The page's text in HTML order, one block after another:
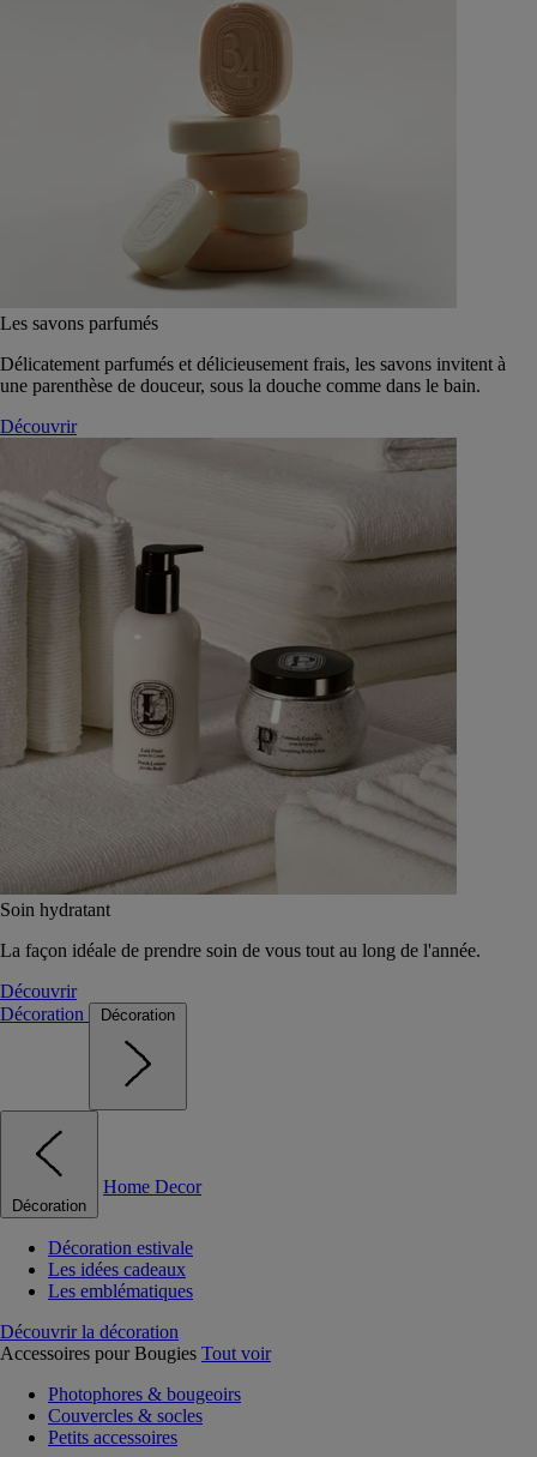
Les savons parfumés
Délicatement parfumés et délicieusement frais, les savons invitent à
une parenthèse de douceur, sous la douche comme dans le bain.
Découvrir
Soin hydratant
La façon idéale de prendre soin de vous tout au long de l'année.
Découvrir
Décoration
Décoration
Décoration
Home Decor
Décoration estivale
Les idées cadeaux
Les emblématiques
Découvrir la décoration
Accessoires pour Bougies Tout voir
Photophores & bougeoirs
Couvercles & socles
Petits accessoires